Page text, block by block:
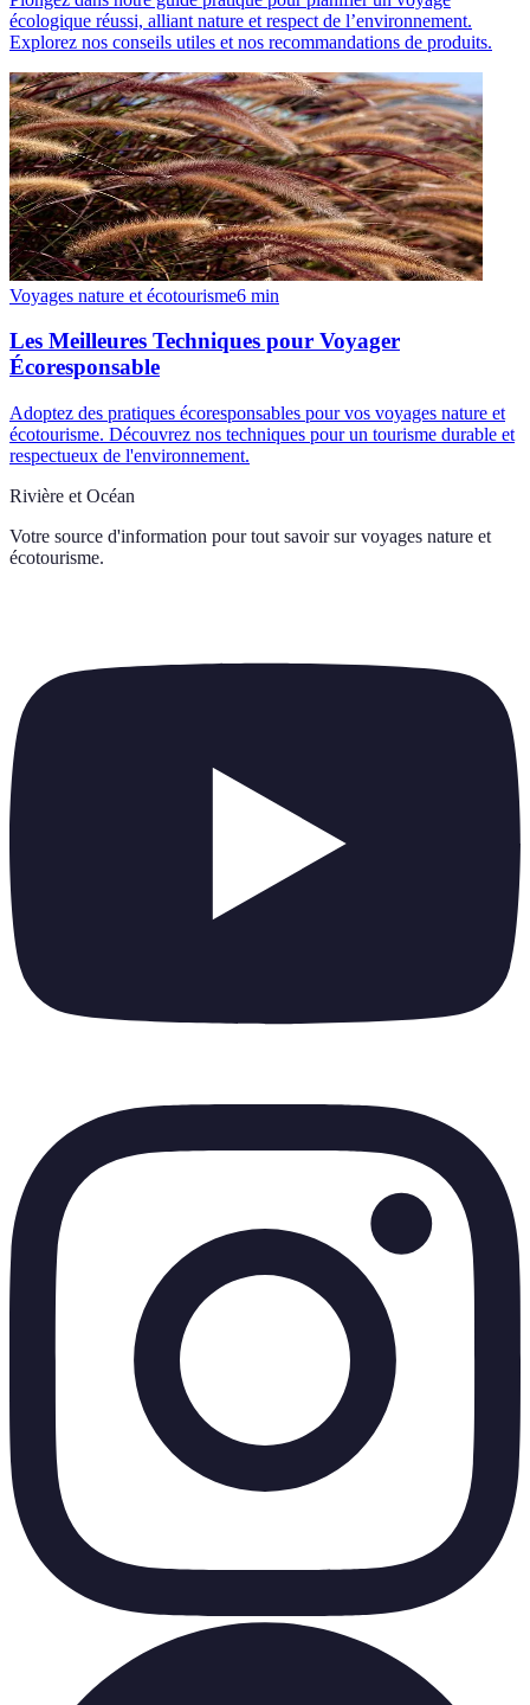
écologique réussi, alliant nature et respect de l’environnement.
Explorez nos conseils utiles et nos recommandations de produits.
Voyages nature et écotourisme6 min
Les Meilleures Techniques pour Voyager
Écoresponsable
Adoptez des pratiques écoresponsables pour vos voyages nature et
écotourisme. Découvrez nos techniques pour un tourisme durable et
respectueux de l'environnement.
Rivière et Océan
Votre source d'information pour tout savoir sur voyages nature et
écotourisme.